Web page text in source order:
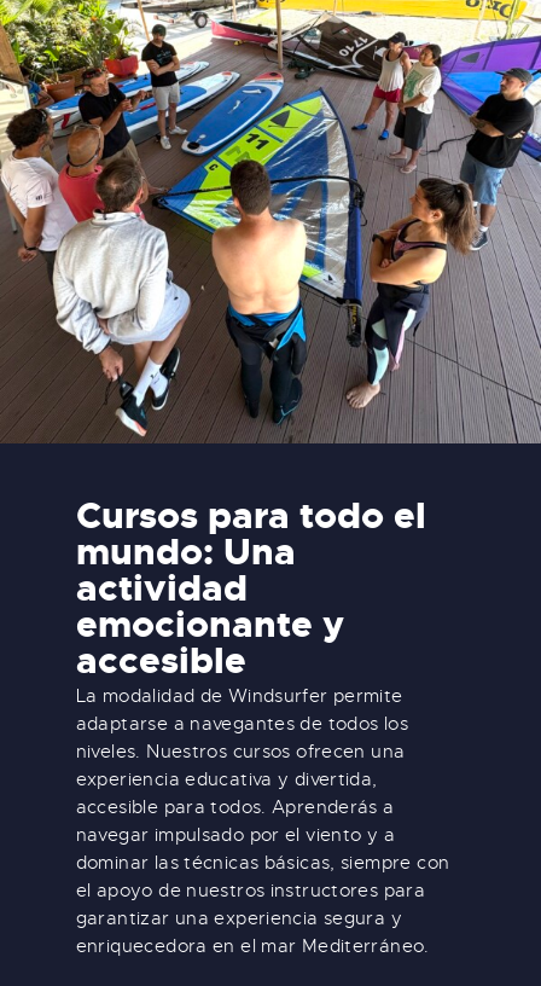
Cursos para todo el
mundo: Una
actividad
emocionante y
accesible
La modalidad de Windsurfer permite
adaptarse a navegantes de todos los
niveles. Nuestros cursos ofrecen una
experiencia educativa y divertida,
accesible para todos. Aprenderás a
navegar impulsado por el viento y a
dominar las técnicas básicas, siempre con
el apoyo de nuestros instructores para
garantizar una experiencia segura y
enriquecedora en el mar Mediterráneo.